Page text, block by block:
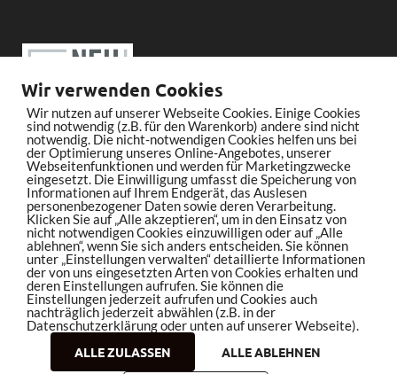
Wir verwenden Cookies
Wir nutzen auf unserer Webseite Cookies. Einige Cookies
sind notwendig (z.B. für den Warenkorb) andere sind nicht
notwendig. Die nicht-notwendigen Cookies helfen uns bei
der Optimierung unseres Online-Angebotes, unserer
Webseitenfunktionen und werden für Marketingzwecke
eingesetzt. Die Einwilligung umfasst die Speicherung von
Informationen auf Ihrem Endgerät, das Auslesen
personenbezogener Daten sowie deren Verarbeitung.
Klicken Sie auf „Alle akzeptieren“, um in den Einsatz von
nicht notwendigen Cookies einzuwilligen oder auf „Alle
ablehnen“, wenn Sie sich anders entscheiden. Sie können
unter „Einstellungen verwalten“ detaillierte Informationen
der von uns eingesetzten Arten von Cookies erhalten und
deren Einstellungen aufrufen. Sie können die
Einstellungen jederzeit aufrufen und Cookies auch
nachträglich jederzeit abwählen (z.B. in der
Datenschutzerklärung oder unten auf unserer Webseite).
ALLE ZULASSEN
ALLE ABLEHNEN